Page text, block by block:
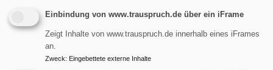
an den unterschiedlichen Orten unserer Gemeinde. Sie
spenden Zeit oder andere notwendige Dinge und beten für
uns und für andere.
Einbindung von www.trauspruch.de über ein iFrame
Zeigt Inhalte von www.trauspruch.de innerhalb eines iFrames
an.
Zweck: Eingebettete externe Inhalte